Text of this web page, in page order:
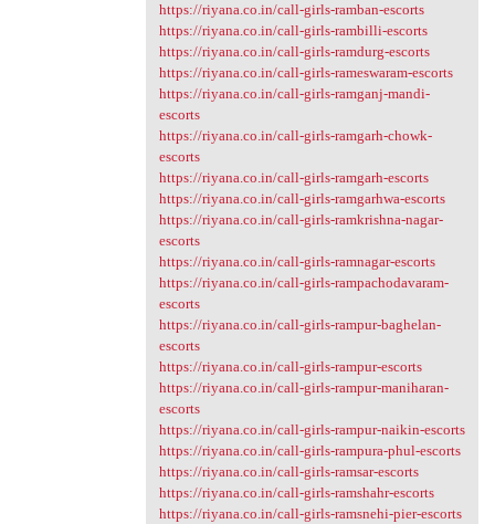
https://riyana.co.in/call-girls-ramban-escorts
https://riyana.co.in/call-girls-rambilli-escorts
https://riyana.co.in/call-girls-ramdurg-escorts
https://riyana.co.in/call-girls-rameswaram-escorts
https://riyana.co.in/call-girls-ramganj-mandi-
escorts
https://riyana.co.in/call-girls-ramgarh-chowk-
escorts
https://riyana.co.in/call-girls-ramgarh-escorts
https://riyana.co.in/call-girls-ramgarhwa-escorts
https://riyana.co.in/call-girls-ramkrishna-nagar-
escorts
https://riyana.co.in/call-girls-ramnagar-escorts
https://riyana.co.in/call-girls-rampachodavaram-
escorts
https://riyana.co.in/call-girls-rampur-baghelan-
escorts
https://riyana.co.in/call-girls-rampur-escorts
https://riyana.co.in/call-girls-rampur-maniharan-
escorts
https://riyana.co.in/call-girls-rampur-naikin-escorts
https://riyana.co.in/call-girls-rampura-phul-escorts
https://riyana.co.in/call-girls-ramsar-escorts
https://riyana.co.in/call-girls-ramshahr-escorts
https://riyana.co.in/call-girls-ramsnehi-pier-escorts